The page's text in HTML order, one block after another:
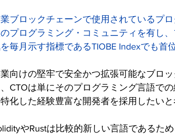
ブロックチェーンで使用されているプ
プログラミング・コミュニティを有し
毎月示す指標であるTIOBE Indexでも首
向けの堅牢で安全かつ拡張可能なブロ
CTOは単にそのプログラミング言語で
化した経験豊富な開発者を採用したいと
やRustは比較的新しい言語であるた